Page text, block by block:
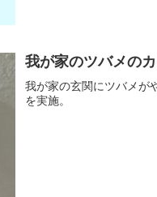
我が家のツバメの
我が家の玄関にツバメが
を実施。